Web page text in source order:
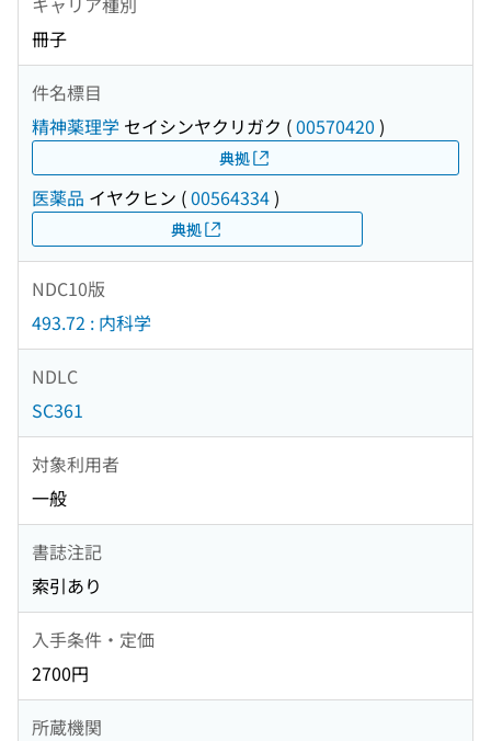
冊子
件名標目
精神薬理学 セイシンヤクリガク (00570420 )
典拠
医薬品 イヤクヒン (00564334)
典拠
NDC10版
493.72 : 内科学
NDLC
SC361
対象利用者
一般
書誌注記
索引あり
入手条件・定価
2700円
所蔵機関